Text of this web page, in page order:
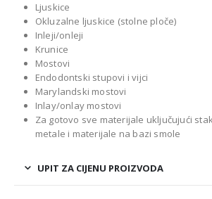
Ljuskice
Okluzalne ljuskice (stolne ploče)
Inleji/onleji
Krunice
Mostovi
Endodontski stupovi i vijci
Marylandski mostovi
Inlay/onlay mostovi
Za gotovo sve materijale uključujući
metale i materijale na bazi smole
UPIT ZA CIJENU PROIZVODA